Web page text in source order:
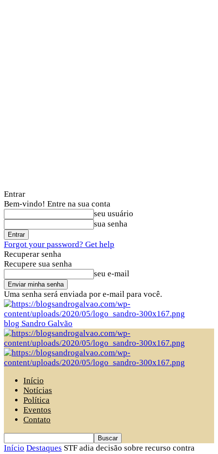
Entrar
Bem-vindo! Entre na sua conta
seu usuário
sua senha
Forgot your password? Get help
Recuperar senha
Recupere sua senha
seu e-mail
Uma senha será enviada por e-mail para você.
blog Sandro Galvão
Início
Notícias
Política
Eventos
Contato
Início Destaques STF adia decisão sobre recurso contra